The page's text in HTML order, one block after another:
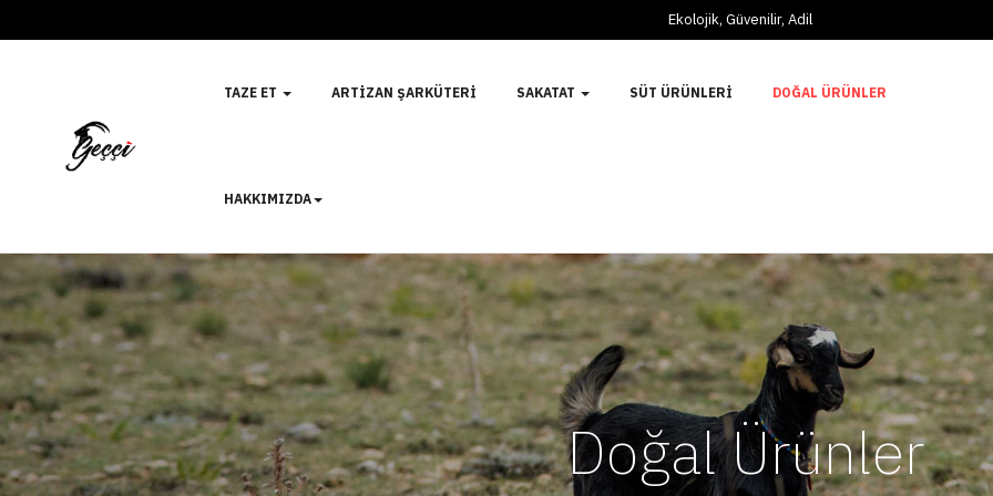
Ekolojik, Güvenilir, Adil
TAZE ET ARTIZAN ŞARKÜTERI SAKATAT SÜT ÜRÜNLERI DOĞAL ÜRÜNLER
HAKKIMIZDA
Doğal Ürünler